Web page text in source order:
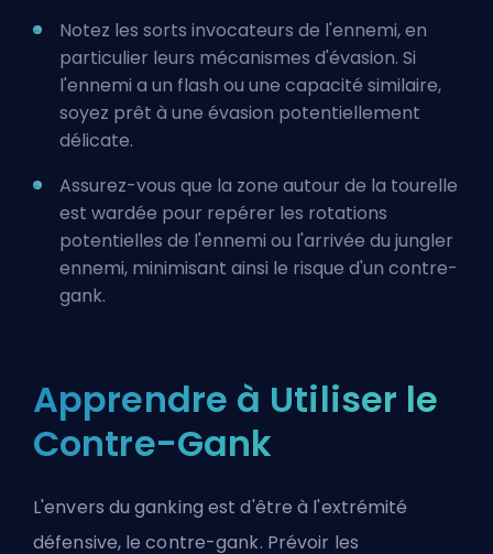
Notez les sorts invocateurs de l'ennemi, en
particulier leurs mécanismes d'évasion. Si
l'ennemi a un flash ou une capacité similaire,
soyez prêt à une évasion potentiellement
délicate.
Assurez-vous que la zone autour de la tourelle
est wardée pour repérer les rotations
potentielles de l'ennemi ou l'arrivée du jungler
ennemi, minimisant ainsi le risque d'un contre-
gank.
Apprendre à Utiliser le
Contre-Gank
L'envers du ganking est d'être à l'extrémité
défensive, le contre-gank. Prévoir les